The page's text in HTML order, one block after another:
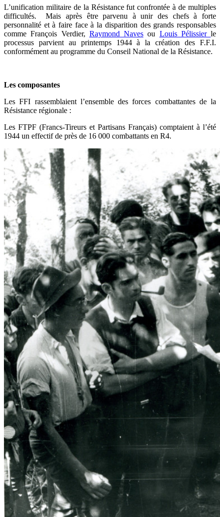
L’unification militaire de la Résistance fut confrontée à de multiples
difficultés. Mais après être parvenu à unir des chefs à forte
personnalité et à faire face à la disparition des grands responsables
comme François Verdier, Raymond Naves ou Louis Pélissier le
processus parvient au printemps 1944 à la création des F.F.I.
conformément au programme du Conseil National de la Résistance.
Les composantes
Les FFI rassemblaient l’ensemble des forces combattantes de la
Résistance régionale :
Les FTPF (Francs-Tireurs et Partisans Français) comptaient à l’été
1944 un effectif de près de 16 000 combattants en R4.